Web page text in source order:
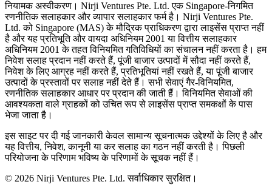
नियामक अस्वीकरण। Nirji Ventures Pte. Ltd. एक Singapore-निगमित
रणनीतिक सलाहकार और व्यापार सलाहकार फर्म है। Nirji Ventures Pte.
Ltd. को Singapore (MAS) के मौद्रिक प्राधिकरण द्वारा लाइसेंस प्राप्त नहीं
है और यह प्रतिभूति और वायदा अधिनियम 2001 या वित्तीय सलाहकार
अधिनियम 2001 के तहत विनियमित गतिविधियों का संचालन नहीं करता है। हम
निवेश सलाह प्रदान नहीं करते हैं, पूंजी बाजार उत्पादों में सौदा नहीं करते हैं,
निवेश के लिए आग्रह नहीं करते हैं, प्रतिभूतियां नहीं रखते हैं, या पूंजी बाजार
उत्पादों के प्रस्तावों पर सलाह नहीं देते हैं। सभी सेवाएं गैर-विनियमित,
रणनीतिक सलाहकार आधार पर प्रदान की जाती हैं। विनियमित सेवाओं की
आवश्यकता वाले ग्राहकों को उचित रूप से लाइसेंस प्राप्त समकक्षों के पास
भेजा जाता है।
इस साइट पर दी गई जानकारी केवल सामान्य सूचनात्मक उद्देश्यों के लिए है और
यह वित्तीय, निवेश, कानूनी या कर सलाह का गठन नहीं करती है। पिछली
परियोजना के परिणाम भविष्य के परिणामों के सूचक नहीं हैं।
© 2026 Nirji Ventures Pte. Ltd. सर्वाधिकार सुरक्षित।